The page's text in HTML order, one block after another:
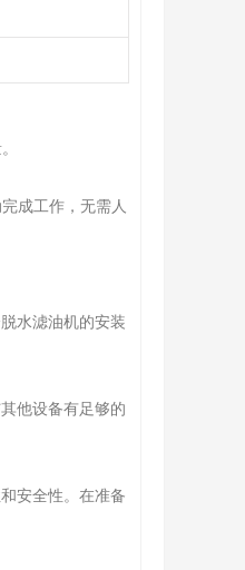
成工作，无需人
水滤油机的安装
他设备有足够的
安全性。在准备